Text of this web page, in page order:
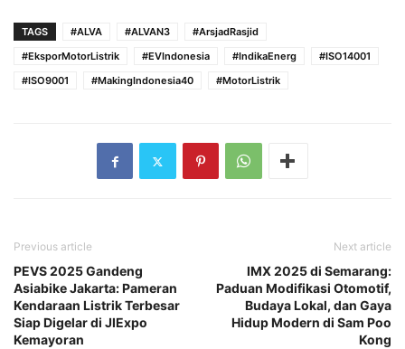
TAGS #ALVA #ALVAN3
#ArsjadRasjid
#EksporMotorListrik
#EVIndonesia #IndikaEnerg
#ISO14001
#ISO9001
#MakingIndonesia40 #MotorListrik
Previous article
PEVS 2025 Gandeng
Asiabike Jakarta: Pameran
Kendaraan Listrik Terbesar
Siap Digelar di JIExpo
Kemayoran
Next article
IMX 2025 di Semarang:
Paduan Modifikasi Otomotif,
Budaya Lokal, dan Gaya
Hidup Modern di Sam Poo
Kong